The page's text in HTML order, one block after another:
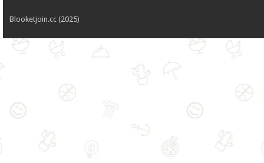
Blooketjoin.cc (2025)